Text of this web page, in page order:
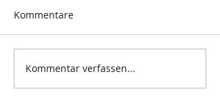
Kommentare
Kommentar verfassen...